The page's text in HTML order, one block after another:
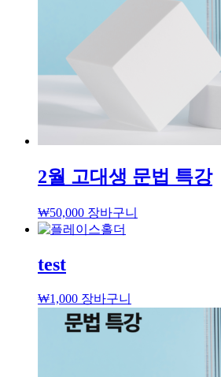
2월 고대생 문법 특강
₩50,000 장바구니
test
₩1,000 장바구니